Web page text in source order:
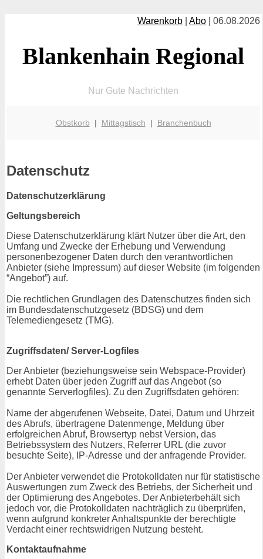
Warenkorb Abo | 06.08.2026
Blankenhain Regional
Nur Gute Nachrichten
Obstkorb | Mittagstisch | Branchenbuch
Datenschutz
Datenschutzerklärung
Geltungsbereich
Diese Datenschutzerklärung klärt Nutzer über die Art, den
Umfang und Zwecke der Erhebung und Verwendung
personenbezogener Daten durch den verantwortlichen
Anbieter (siehe Impressum) auf dieser Website (im folgenden
“Angebot”) auf.
Die rechtlichen Grundlagen des Datenschutzes finden sich
im Bundesdatenschutzgesetz (BDSG) und dem
Telemediengesetz (TMG).
Zugriffsdaten/ Server-Logfiles
Der Anbieter (beziehungsweise sein Webspace-Provider)
erhebt Daten über jeden Zugriff auf das Angebot (so
genannte Serverlogfiles). Zu den Zugriffsdaten gehören:
Name der abgerufenen Webseite, Datei, Datum und Uhrzeit
des Abrufs, übertragene Datenmenge, Meldung über
erfolgreichen Abruf, Browsertyp nebst Version, das
Betriebssystem des Nutzers, Referrer URL (die zuvor
besuchte Seite), IP-Adresse und der anfragende Provider.
Der Anbieter verwendet die Protokolldaten nur für statistische
Auswertungen zum Zweck des Betriebs, der Sicherheit und
der Optimierung des Angebotes. Der Anbieterbehält sich
jedoch vor, die Protokolldaten nachträglich zu überprüfen,
wenn aufgrund konkreter Anhaltspunkte der berechtigte
Verdacht einer rechtswidrigen Nutzung besteht.
Kontaktaufnahme